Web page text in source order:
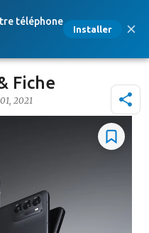
téléphone
Installer
principal
Fiche
2021